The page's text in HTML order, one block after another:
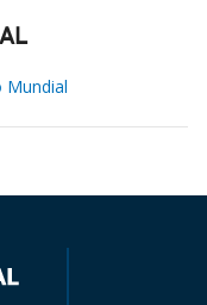
Mundial